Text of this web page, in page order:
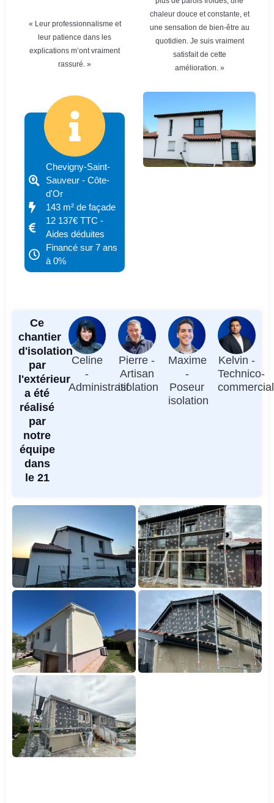
« Leur professionnalisme et
leur patience dans les
explications m’ont vraiment
rassuré. »
Chevigny-Saint-
Sauveur - Côte-
d'Or
143 m² de façade
12 137€ TTC -
Aides déduites
Financé sur 7 ans
à 0%
chaleur douce et constante, et
une sensation de bien-être au
quotidien. Je suis vraiment
satisfait de cette
amélioration. »
Ce
chantier
d'isolation
par
l'extérieur
a été
réalisé
par
notre
équipe
dans
le 21
Celine
-
Administratif
Pierre -
Artisan
isolation
Maxime
-
Poseur
isolation
Kelvin -
Technico-
commercial